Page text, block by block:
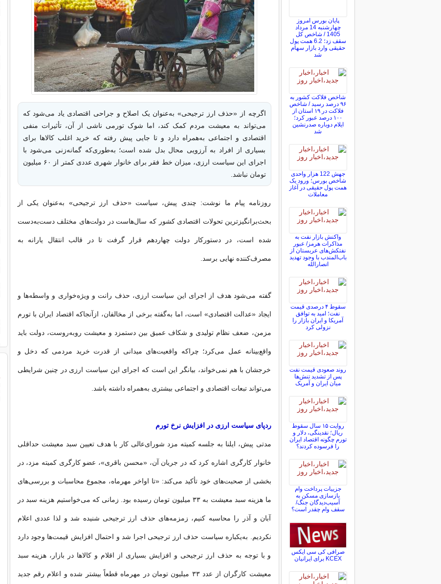
اگرچه از «حذف ارز ترجیحی» به‌عنوان یک اصلاح و جراحی اقتصادی یاد می‌شود که
می‌تواند به معیشت مردم کمک کند، اما شوک تورمی ناشی از آن، تأثیرات منفی
اقتصادی و اجتماعی به‌همراه دارد و تا جایی پیش رفته که خرید اغلب کالاها برای
بسیاری از افراد به آرزویی محال بدل شده است؛ به‌طوری‌‌که گمانه‌زنی‌ می‌شود با
اجرای این سیاست ارزی، میزان خط فقر برای خانوار شهری عددی کمتر از ۶۰ میلیون
تومان نباشد.
روزنامه پیام ما نوشت: چندی پیش، سیاست «حذف ارز ترجیحی» به‌عنوان یکی از
بحث‌برانگیزترین تحولات اقتصادی کشور که سال‌هاست در دولت‌های مختلف دست‌به‌دست
شده است، در دستورکار دولت چهاردهم قرار گرفت تا در قالب انتقال یارانه به
مصرف‌کننده نهایی برسد.
گفته می‌شود هدف از اجرای این سیاست ارزی، حذف رانت و ویژه‌خواری و واسطه‌ها و
ایجاد «عدالت اقتصادی» است، اما به‌گفته برخی از مخالفان، ازآنجاکه اقتصاد ایران با تورم
مزمن، ضعف نظام تولیدی و شکاف عمیق بین دستمزد و معیشت روبه‌روست، دولت باید
واقع‌بینانه عمل می‌کرد؛ چراکه واقعیت‌های میدانی از قدرت خرید مردمی که دخل و
خرجشان با هم‌ نمی‌خواند، بیانگر این است که اجرای این سیاست ارزی در چنین شرایطی
می‌تواند تبعات اقتصادی و اجتماعی بیشتری به‌همراه داشته باشد.
ردپای سیاست ارزی در افزایش نرخ تورم
مدتی پیش، ایلنا به جلسه کمیته مزد شورای‌عالی کار با هدف تعیین سبد معیشت حداقلی
خانوار کارگری اشاره کرد که در جریان آن، «محسن باقری»، عضو کارگری کمیته مزد، در
بخشی از صحبت‌های خود تأکید می‌کند: «تا اواخر مهرماه، مجموع محاسبات و بررسی‌های
ما هزینه سبد معیشت به ۳۳ میلیون تومان رسیده بود. زمانی که می‌خواستیم هزینه سبد در
آبان و آذر را محاسبه کنیم، زمزمه‌های حذف ارز ترجیحی شنیده شد و لذا عددی اعلام
نکردیم. به‌یکباره سیاست حذف ارز ترجیحی اجرا شد و احتمال افزایش قیمت‌ها وجود دارد
و با توجه به حذف ارز ترجیحی و افزایش بسیاری از اقلام و کالاها در بازار، هزینه سبد
معیشت کارگران از عدد ۳۳ میلیون تومان در مهرماه قطعاً بیشتر شده و اعلام رقم جدید
پایان بورس امروز
چهارشنبه 14 مرداد
1405 / شاخص کل
سقف زد؛ 6.2 همت پول
حقیقی وارد بازار سهام
شد
شاخص فلاکت کشور به
۹۶ درصد رسید / شاخص
فلاکت در ۱۹ استان از
۱۰۰ درصد عبور کرد؛
ایلام دوباره صدرنشین
شد
جهش 122 هزار واحدی
شاخص بورس؛ ورود یک
همت پول حقیقی در آغاز
معاملات
واکنش بازار نفت به
مذاکرات هرمز/ عبور
نفتکش‌های عربستان از
باب‌المندب با وجود تهدید
انصارالله
سقوط ۴ درصدی قیمت
نفت؛ امید به توافق
آمریکا و ایران بازار را
نزولی کرد
روند صعودی قیمت نفت
پس از تشدید تنش‌ها
میان ایران و آمریک
روایت ۱۵ سال سقوط
ریال؛ نقدینگی، دلار و
تورم چگونه اقتصاد ایران
را فرسوده کردند؟
جزییات پرداخت وام
بازسازی مسکن به
آسیب‌دیدگان جنگ/
سقف وام چقدر است؟
صرافی کی سی ایکس
KCEX برای ایرانیان